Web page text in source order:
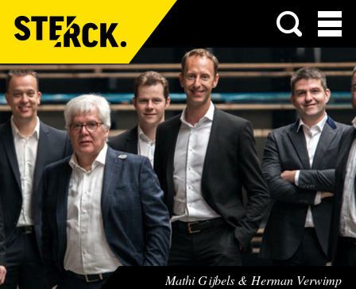
Menu
Mathi Gijbels & Herman Verwimp